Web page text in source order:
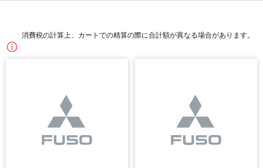
消費税の計算上、カートでの精算の際に合計額が異なる場合があります。